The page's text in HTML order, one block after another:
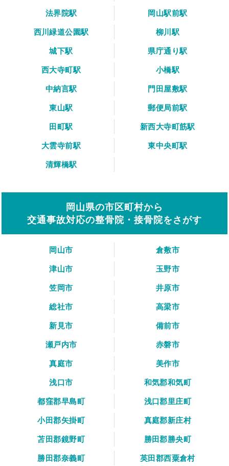
法界院駅
岡山駅前駅
西川緑道公園駅
柳川駅
城下駅
県庁通り駅
西大寺町駅
小橋駅
中納言駅
門田屋敷駅
東山駅
郵便局前駅
田町駅
新西大寺町筋駅
大雲寺前駅
東中央町駅
清輝橋駅
岡山県の市区町村から
交通事故対応の整骨院・接骨院をさがす
岡山市
倉敷市
津山市
玉野市
笠岡市
井原市
総社市
高梁市
新見市
備前市
瀬戸内市
赤磐市
真庭市
美作市
浅口市
和気郡和気町
都窪郡早島町
浅口郡里庄町
小田郡矢掛町
真庭郡新庄村
苫田郡鏡野町
勝田郡勝央町
勝田郡奈義町
英田郡西粟倉村